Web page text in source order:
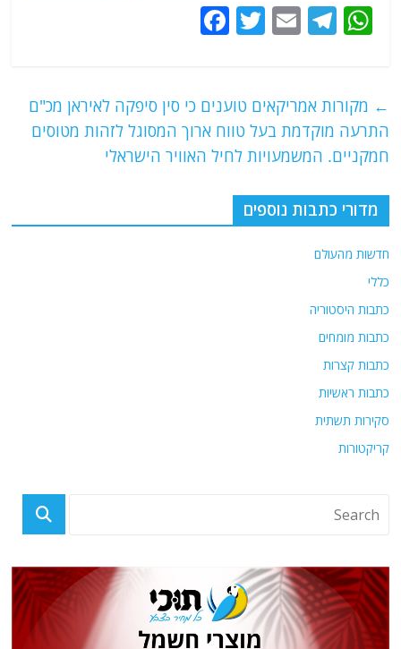
W
s
A
p
p
T
g
ra
m
E
l
T
er
e
b
o
k
← מקורות אמריקאים טוענים כי סין סיפקה לאיראן מכ"ם
התרעה מוקדמת בעל טווח ארוך המסוגל לזהות מטוסים
חמקניים. המשמעויות לחיל האוויר הישראלי
מדורי כתבות נוספים
חדשות מהעולם
כללי
כתבות היסטוריה
כתבות מומחים
כתבות קצרות
כתבות ראשיות
סקירות תשתית
קריקטורות